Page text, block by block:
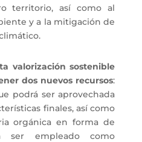
territorio, así como al
y a la mitigación de
valorización sostenible
dos nuevos recursos:
podrá ser aprovechada
finales, así como
orgánica en forma de
empleado como